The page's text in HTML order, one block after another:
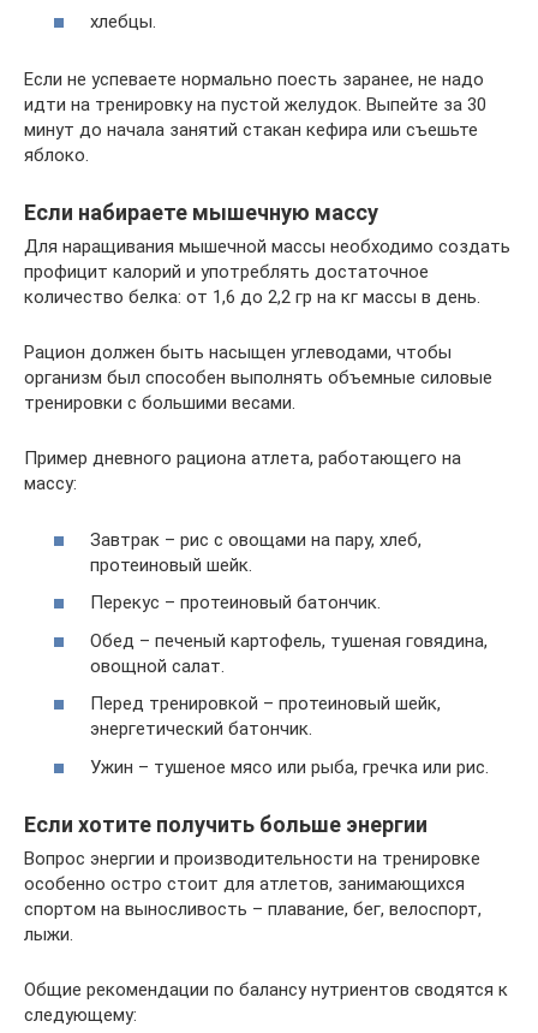
хлебцы.
Если не успеваете нормально поесть заранее, не надо
идти на тренировку на пустой желудок. Выпейте за 30
минут до начала занятий стакан кефира или съешьте
яблоко.
Если набираете мышечную массу
Для наращивания мышечной массы необходимо создать
профицит калорий и употреблять достаточное
количество белка: от 1,6 до 2,2 гр на кг массы в день.
Рацион должен быть насыщен углеводами, чтобы
организм был способен выполнять объемные силовые
тренировки с большими весами.
Пример дневного рациона атлета, работающего на
массу:
Завтрак – рис с овощами на пару, хлеб,
протеиновый шейк.
Перекус – протеиновый батончик.
Обед – печеный картофель, тушеная говядина,
овощной салат.
Перед тренировкой – протеиновый шейк,
энергетический батончик.
Ужин – тушеное мясо или рыба, гречка или рис.
Если хотите получить больше энергии
Вопрос энергии и производительности на тренировке
особенно остро стоит для атлетов, занимающихся
спортом на выносливость – плавание, бег, велоспорт,
лыжи.
Общие рекомендации по балансу нутриентов сводятся к
следующему: